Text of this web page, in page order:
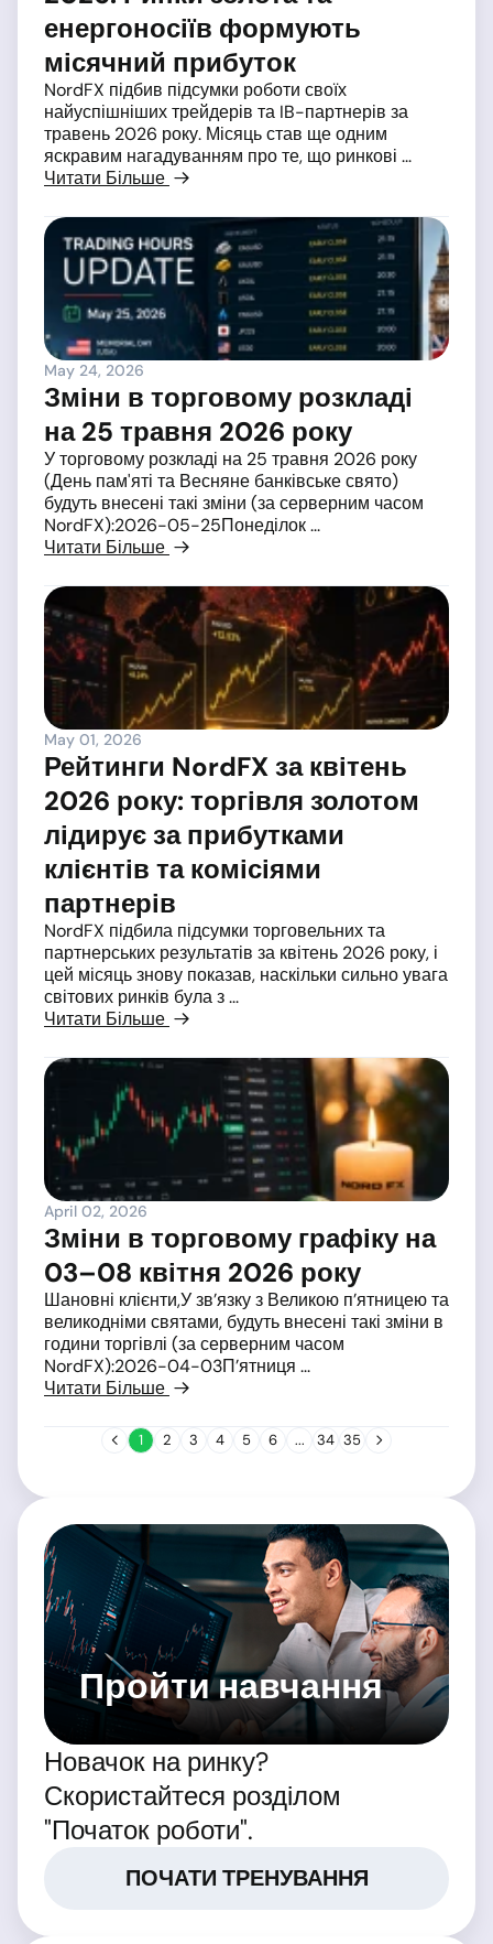
енергоносіїв формують
місячний прибуток
NordFX підбив підсумки роботи своїх
найуспішніших трейдерів та IB-партнерів за
травень 2026 року. Місяць став ще одним
яскравим нагадуванням про те, що ринкові ...
Читати Більше
May 24, 2026
Зміни в торговому розкладі
на 25 травня 2026 року
У торговому розкладі на 25 травня 2026 року
(День пам'яті та Весняне банківське свято)
будуть внесені такі зміни (за серверним часом
NordFX):2026-05-25Понеділок ...
Читати Більше
May 01, 2026
Рейтинги NordFX за квітень
2026 року: торгівля золотом
лідирує за прибутками
клієнтів та комісіями
партнерів
NordFX підбила підсумки торговельних та
партнерських результатів за квітень 2026 року, і
цей місяць знову показав, наскільки сильно увага
світових ринків була з ...
Читати Більше
April 02, 2026
Зміни в торговому графіку на
03–08 квітня 2026 року
Шановні клієнти,У зв’язку з Великою п’ятницею та
великодніми святами, будуть внесені такі зміни в
години торгівлі (за серверним часом
NordFX):2026-04-03П’ятниця ...
Читати Більше
1 2 3 4 5 6 ... 34 35
Пройти навчання
Новачок на ринку?
Скористайтеся розділом
"Початок роботи".
ПОЧАТИ ТРЕНУВАННЯ